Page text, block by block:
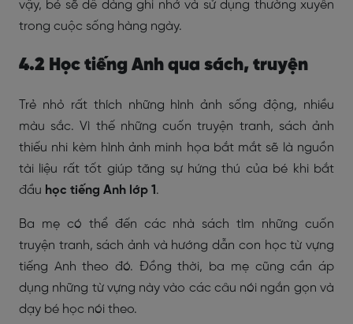
vậy, bé sẽ dễ dàng ghi nhớ và sử dụng thường xuyên
trong cuộc sống hàng ngày.
4.2 Học tiếng Anh qua sách, truyện
Trẻ nhỏ rất thích những hình ảnh sống động, nhiều
màu sắc. Vì thế những cuốn truyện tranh, sách ảnh
thiếu nhi kèm hình ảnh minh họa bắt mắt sẽ là nguồn
tài liệu rất tốt giúp tăng sự hứng thú của bé khi bắt
đầu học tiếng Anh lớp 1 .
Ba mẹ có thể đến các nhà sách tìm những cuốn
truyện tranh, sách ảnh và hướng dẫn con học từ vựng
tiếng Anh theo đó. Đồng thời, ba mẹ cũng cần áp
dụng những từ vựng này vào các câu nói ngắn gọn và
dạy bé học nói theo.